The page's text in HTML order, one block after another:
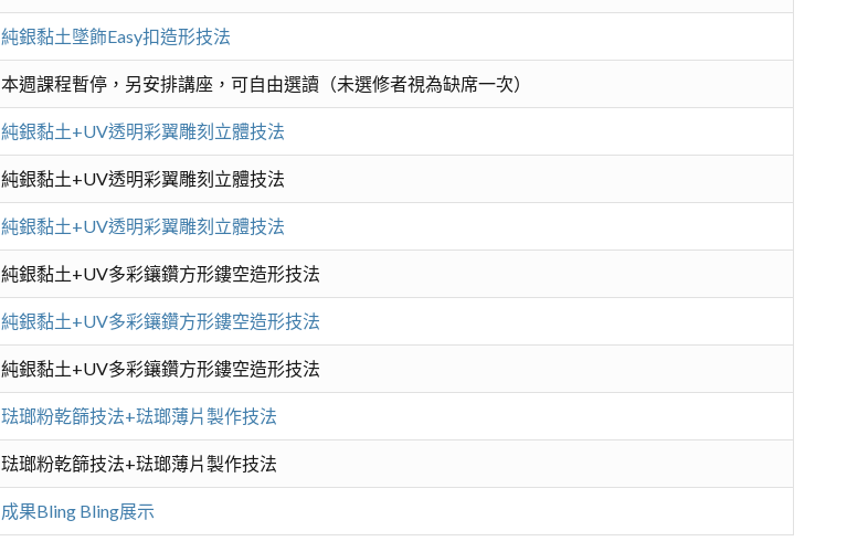
純銀黏土墜飾Easy扣造形技法
本週課程暫停，另安排講座，可自由選讀（未選修者視為缺席一次）
純銀黏土+UV透明彩翼雕刻立體技法
純銀黏土+UV透明彩翼雕刻立體技法
純銀黏土+UV透明彩翼雕刻立體技法
純銀黏土+UV多彩鑲鑽方形鏤空造形技法
純銀黏土+UV多彩鑲鑽方形鏤空造形技法
純銀黏土+UV多彩鑲鑽方形鏤空造形技法
琺瑯粉乾篩技法+琺瑯薄片製作技法
琺瑯粉乾篩技法+琺瑯薄片製作技法
成果Bling Bling展示